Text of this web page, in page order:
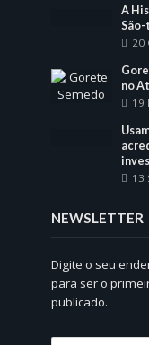
A
20
no
19
13
NEWSLETTER
Digite o seu
para ser o
publicado.